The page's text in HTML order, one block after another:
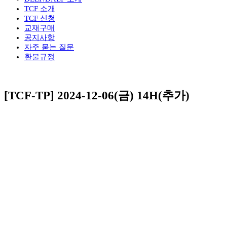
TCF 소개
TCF 신청
교재구매
공지사항
자주 묻는 질문
환불규정
[TCF-TP] 2024-12-06(금) 14H(추가)